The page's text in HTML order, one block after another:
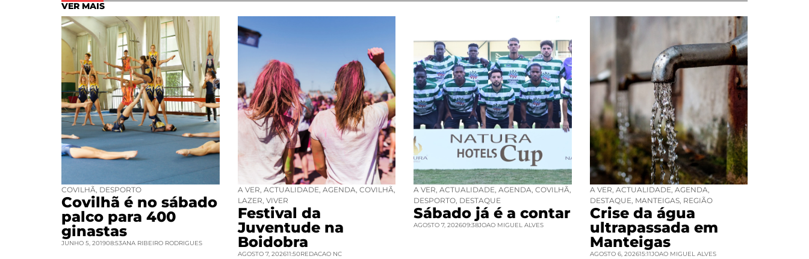
VER MAIS
COVILHÃ, DESPORTO
Covilhã é no sábado
palco para 400
ginastas
JUNHO 5, 201908:53ANA RIBEIRO RODRIGUES
A VER, ACTUALIDADE, AGENDA, COVILHÃ,
LAZER, VIVER
Festival da
Juventude na
Boidobra
AGOSTO 7, 202611:50REDACAO NC
A VER, ACTUALIDADE, AGENDA, COVILHÃ,
DESPORTO, DESTAQUE
Sábado já é a contar
AGOSTO 7, 202609:38JOAO MIGUEL ALVES
A VER, ACTUALIDADE, AGENDA,
DESTAQUE, MANTEIGAS, REGIÃO
Crise da água
ultrapassada em
Manteigas
AGOSTO 6, 202615:11JOAO MIGUEL ALVES